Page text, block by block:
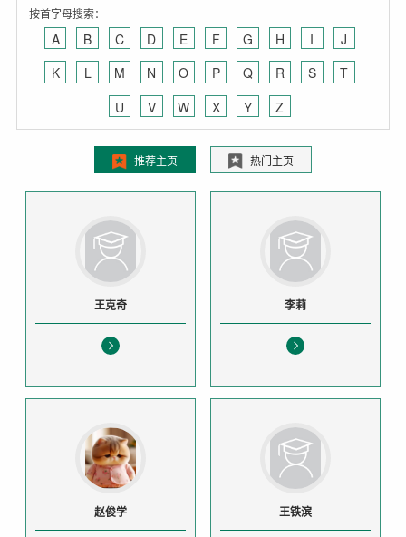
按首字母搜索：
A B C D E F G H I
J
K
L M N O P Q R S
T
U
V W X Y Z
推荐主页 热门主页
王克奇 李莉
赵俊学 王铁滨